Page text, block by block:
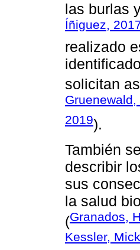
las burlas
Íñiguez,
realizado
solicitan
Gruenewald,
2019).
También
describir
sus
la salud
(Granados,
Kessler,